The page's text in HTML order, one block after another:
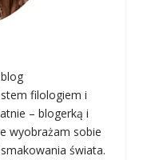
filologiem i
– blogerką i
wyobrażam sobie
świata.